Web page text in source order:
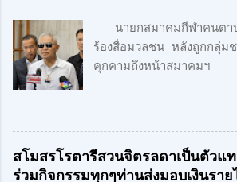
นาที จากรถไฟฟ้า สายสีเ
ของโครงการ
Ultimate
ความเรียบง่าย คือ สูงสุด
Design วัสดุทุกชิ้น ถูกเลือ
ความลงตัว และมีระดับ " ส
นายกสมาคมกีฬาคนตาบ
ร้องสื่อมวลชน หลังถูกกลุ่มช
คุกคามถึงหน้าสมา
สื่อมวลชน หลังถูกกลุ่มชาย
ตาบอด เดินทางไปยื่นหนังสื
สโมสรโรตารีสวนจิตรลดาเป็นตัวแ
ร่วมกิจกรรมทุกๆท่านส่งมอบเงินรา